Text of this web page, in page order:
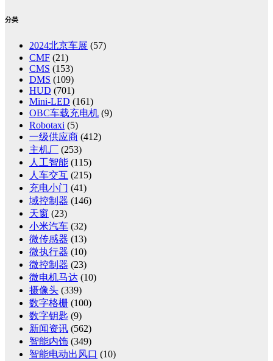
分类
2024北京车展 (57)
CMF (21)
CMS (153)
DMS (109)
HUD (701)
Mini-LED (161)
OBC车载充电机 (9)
Robotaxi (5)
一级供应商 (412)
主机厂 (253)
人工智能 (115)
人车交互 (215)
充电小门 (41)
域控制器 (146)
天窗 (23)
小米汽车 (32)
微传感器 (13)
微执行器 (10)
微控制器 (23)
微电机马达 (10)
摄像头 (339)
数字格栅 (100)
数字钥匙 (9)
新闻资讯 (562)
智能内饰 (349)
智能电动出风口 (10)